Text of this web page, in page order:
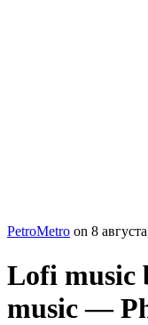
PetroMetro on 8
Lofi music
music —